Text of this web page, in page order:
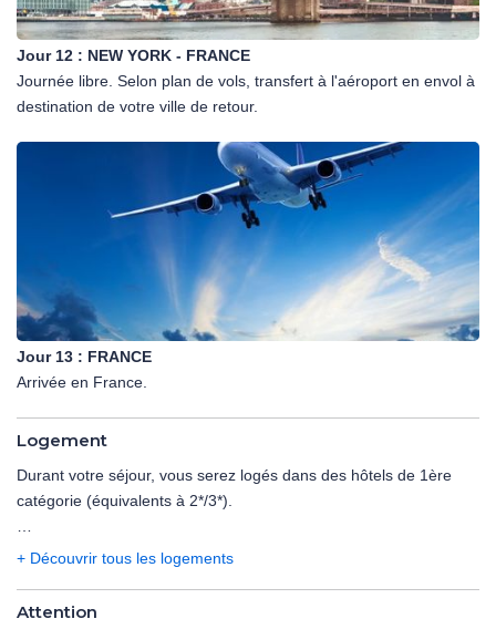
Jour 12 : NEW YORK - FRANCE
Journée libre. Selon plan de vols, transfert à l'aéroport en envol à
destination de votre ville de retour.
Jour 13 : FRANCE
Arrivée en France.
Logement
Durant votre séjour, vous serez logés dans des hôtels de 1ère
catégorie (équivalents à 2*/3*).
Programme 2026 :
REGION DE QUEBEC : Econo Lodge ou similaire
+ Découvrir tous les logements
Attention